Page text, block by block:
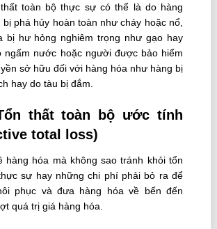
toàn bộ thực sự có thể là do hàng
bị phá hủy hoàn toàn như cháy hoặc nổ,
bị hư hỏng nghiêm trọng như gạo hay
ngấm nước hoặc người được bảo hiểm
sở hữu đối với hàng hóa như hàng bị
hay do tàu bị đắm.
thất toàn bộ ước tính
total loss)
hàng hóa mà không sao tránh khỏi tổn
sự hay những chi phí phải bỏ ra để
phục và đưa hàng hóa về bến đến
quá trị giá hàng hóa.